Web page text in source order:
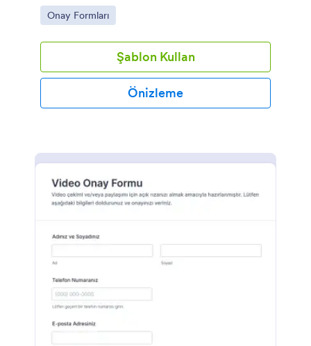
için pratik bir form şablonudur.
Go to Category:
Onay Formları
Şablon Kullan
Önizleme